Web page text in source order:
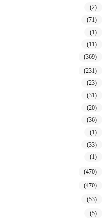
(2)
(71)
(1)
(11)
(369)
(231)
(23)
(31)
(20)
(36)
(1)
(33)
(1)
(470)
(470)
(53)
(5)